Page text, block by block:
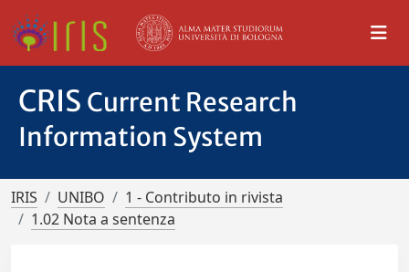
CRIS Current Research
Information System
IRIS UNIBO
1 - Contributo in rivista
1.02 Nota a sentenza